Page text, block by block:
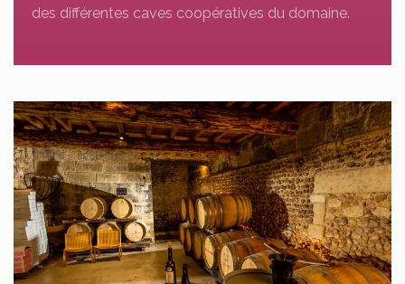
des différentes caves coopératives du domaine.